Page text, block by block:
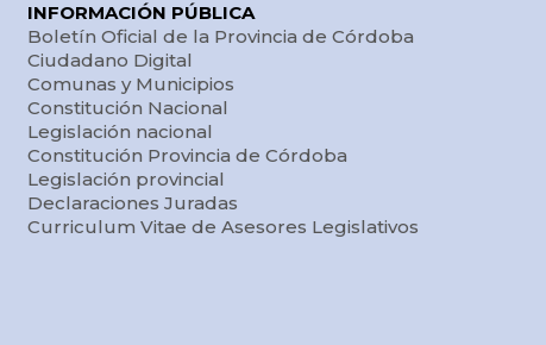
INFORMACIÓN PÚBLICA
Boletín Oficial de la Provincia de Córdoba
Ciudadano Digital
Comunas y Municipios
Constitución Nacional
Legislación nacional
Constitución Provincia de Córdoba
Legislación provincial
Declaraciones Juradas
Curriculum Vitae de Asesores Legislativos